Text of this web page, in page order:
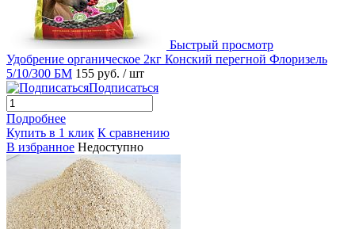
Быстрый просмотр
Удобрение органическое 2кг Конский перегной Флоризель
5/10/300 БМ 155 руб. / шт
Подписаться
Подробнее
Купить в 1 клик К сравнению
В избранное Недоступно